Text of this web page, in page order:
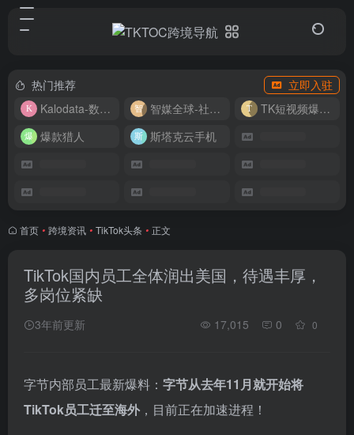
热门推荐
立即入驻
Kalodata-数据分析平台
智媒全球-社媒管理平台
TK短视频爆款复刻
爆款猎人
斯塔克云手机
首页 • 跨境资讯 • TikTok头条 • 正文
TikTok国内员工全体润出美国，待遇丰厚，
多岗位紧缺
3年前更新 17,015 0 0
字节内部员工最新爆料： 字节从去年11月就开始将
TikTok员工迁至海外 ，目前正在加速进程！